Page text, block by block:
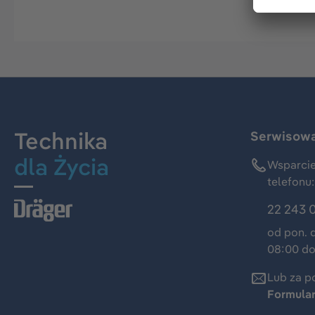
Technika
dla Życia
telefonu:
22 243
od pon.
08:00
Lub za